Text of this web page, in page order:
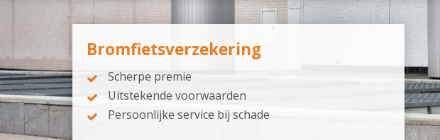
Bromfietsverzekering
Scherpe premie
Uitstekende voorwaarden
Persoonlijke service bij schade